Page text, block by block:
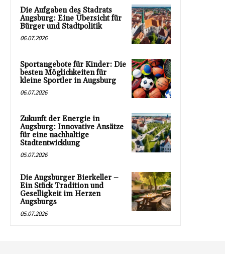
Die Aufgaben des Stadrats
Augsburg: Eine Übersicht für
Bürger und Stadtpolitik
06.07.2026
Sportangebote für Kinder: Die
besten Möglichkeiten für
kleine Sportler in Augsburg
06.07.2026
Zukunft der Energie in
Augsburg: Innovative Ansätze
für eine nachhaltige
Stadtentwicklung
05.07.2026
Die Augsburger Bierkeller –
Ein Stück Tradition und
Geselligkeit im Herzen
Augsburgs
05.07.2026